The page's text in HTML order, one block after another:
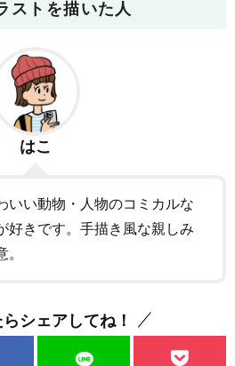
ストを描いた人
はこ
いい動物・人物のコミカルな
好きです。手描き風な親しみ
。
シェアしてね！